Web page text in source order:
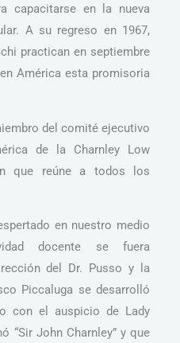
capacitarse en la nueva
A su regreso en 1967,
practican en septiembre
América esta promisoria
del comité ejecutivo
de la Charnley Low
que reúne a todos los
en nuestro medio
docente se fuera
del Dr. Pusso y la
Piccaluga se desarrolló
con el auspicio de Lady
“Sir John Charnley” y que